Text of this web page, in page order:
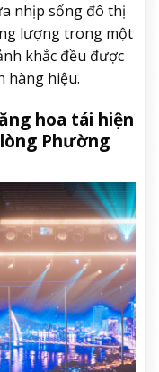
nhịp sống đô thị
lượng trong một
khắc đều được
hàng hiệu.
hoa tái hiện
Phường